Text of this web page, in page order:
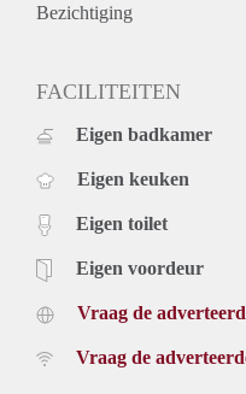
Bezichtiging
FACILITEITEN
Eigen badkamer
Eigen keuken
Eigen toilet
Eigen voordeur
Vraag de
Vraag de